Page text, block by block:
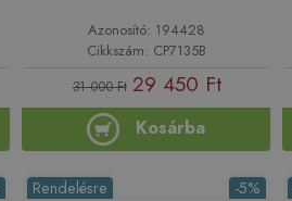
Azonosító: 194428
Cikkszám: CP7135B
31 000 Ft 29 450 Ft
Kosárba
-5%
Rendelésre